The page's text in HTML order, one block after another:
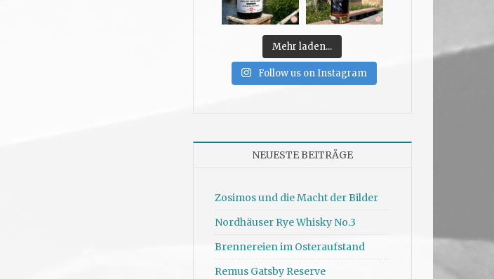
Mehr laden...
Follow us on Instagram
NEUESTE BEITRÄGE
Zosimos und die Macht der Bilder
Nordhäuser Rye Whisky No.3
Brennereien im Osteraufstand
Remus Gatsby Reserve